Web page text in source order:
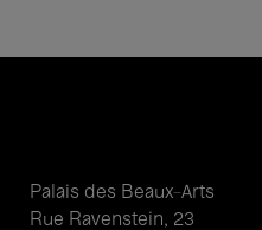
Palais des Beaux-Arts
Rue Ravenstein, 23